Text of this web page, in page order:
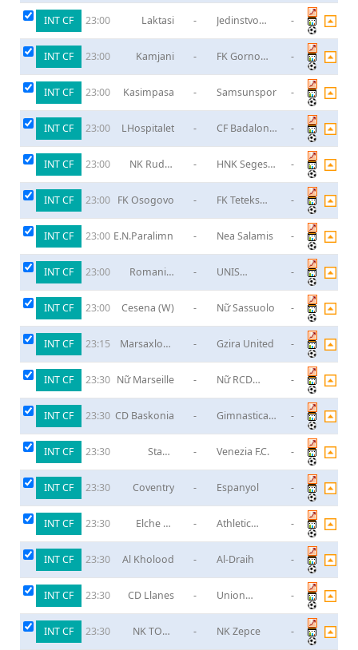
INT CF 23:00 Laktasi -
Jedinstvo
-
INT CF 23:00 Kamjani -
FK Gorno
-
INT CF 23:00 Kasimpasa - Samsunspor -
INT CF 23:00 LHospitalet -
CF Badalona
-
INT CF 23:00
NK Rudar
-
HNK Segesta
-
INT CF 23:00 FK Osogovo -
FK Teteks
-
INT CF 23:00 E.N.Paralimni - Nea Salamis -
INT CF 23:00
Romanija
-
UNIS
-
INT CF 23:00 Cesena (W) - Nữ Sassuolo -
INT CF 23:15
Marsaxlokk
- Gzira United -
INT CF 23:30 Nữ Marseille -
Nữ RCD
-
INT CF 23:30 CD Baskonia -
Gimnastica
-
INT CF 23:30
Stade
- Venezia F.C. -
INT CF 23:30 Coventry - Espanyol -
INT CF 23:30
Elche CF
-
Athletic
-
INT CF 23:30 Al Kholood - Al-Draih -
INT CF 23:30 CD Llanes -
Union
-
INT CF 23:30
NK TOSK
- NK Zepce -